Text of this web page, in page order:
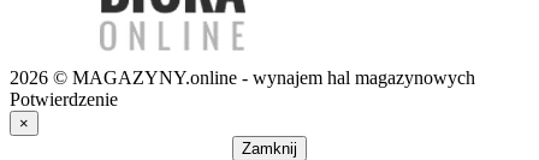
2026 © MAGAZYNY.online - wynajem hal magazynowych
Potwierdzenie
×
Zamknij